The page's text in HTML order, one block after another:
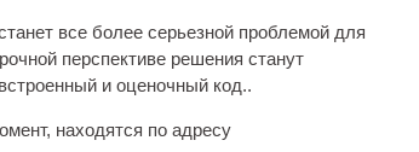
все более серьезной проблемой для
перспективе решения станут
и оценочный код..
находятся по адресу